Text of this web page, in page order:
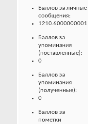
Баллов за личные
сообщения:
1210.6000000001
Баллов за
упоминания
(поставленные):
0
Баллов за
упоминания
(полученные):
0
Баллов за
пометки